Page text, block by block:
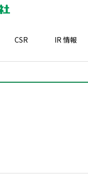
CSR IR 情報